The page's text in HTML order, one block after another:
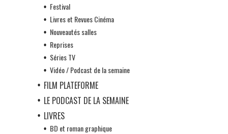
Festival
Livres et Revues Cinéma
Nouveautés salles
Reprises
Séries TV
Vidéo / Podcast de la semaine
FILM PLATEFORME
LE PODCAST DE LA SEMAINE
LIVRES
BD et roman graphique